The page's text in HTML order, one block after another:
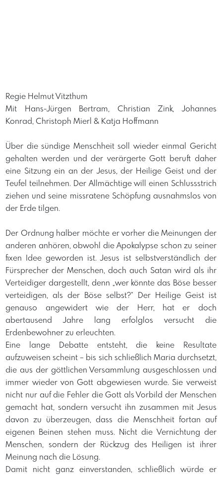
Regie Helmut Vitzthum
Mit Hans-Jürgen Bertram, Christian Zink, Johannes
Konrad, Christoph Mierl & Katja Hoffmann
Über die sündige Menschheit soll wieder einmal Gericht
gehalten werden und der verärgerte Gott beruft daher
eine Sitzung ein an der Jesus, der Heilige Geist und der
Teufel teilnehmen. Der Allmächtige will einen Schlussstrich
ziehen und seine missratene Schöpfung ausnahmslos von
der Erde tilgen.
Der Ordnung halber möchte er vorher die Meinungen der
anderen anhören, obwohl die Apokalypse schon zu seiner
fixen Idee geworden ist. Jesus ist selbstverständlich der
Fürsprecher der Menschen, doch auch Satan wird als ihr
Verteidiger dargestellt, denn „wer könnte das Böse besser
verteidigen, als der Böse selbst?“ Der Heilige Geist ist
genauso angewidert wie der Herr, hat er doch
abertausend Jahre lang erfolglos versucht die
Erdenbewohner zu erleuchten.
Eine lange Debatte entsteht, die keine Resultate
aufzuweisen scheint – bis sich schließlich Maria durchsetzt,
die aus der göttlichen Versammlung ausgeschlossen und
immer wieder von Gott abgewiesen wurde. Sie verweist
nicht nur auf die Fehler die Gott als Vorbild der Menschen
gemacht hat, sondern versucht ihn zusammen mit Jesus
davon zu überzeugen, dass die Menschheit fortan auf
eigenen Beinen stehen muss. Nicht die Vernichtung der
Menschen, sondern der Rückzug des Heiligen ist ihrer
Meinung nach die Lösung.
Damit nicht ganz einverstanden, schließlich würde er